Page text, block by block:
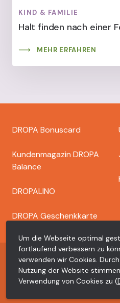
KIND & FAMILIE
Halt finden nach einer
MEHR ERFAHREN
Footer
dropa
DROPA Bonuscard
Kundenmagazin DROPA
Balance
DROPALINO
DROPA Geschenkkarte
Copyright © 2026 Dr. Bähler
Meta
dropa
Datenschutzerklärung
Um die Webseite optimal
fortlaufend verbessern zu
verwenden wir Cookies.
Nutzung der Website
Verwendung von Cookies zu (